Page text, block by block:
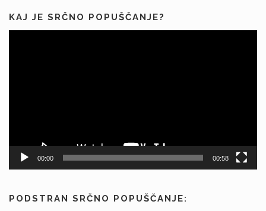
KAJ JE SRČNO POPUŠČANJE?
00:00 00:58
PODSTRAN SRČNO POPUŠČANJE: